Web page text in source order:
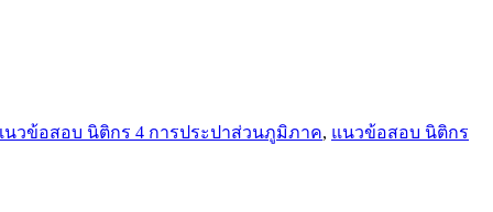
นวข้อสอบ นิติกร 4 การประปาส่วนภูมิภาค, แนวข้อสอบ นิติกร